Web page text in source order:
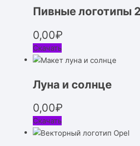
Пивные логотипы 2
0,00₽
Скачать
Луна и солнце
0,00₽
Скачать